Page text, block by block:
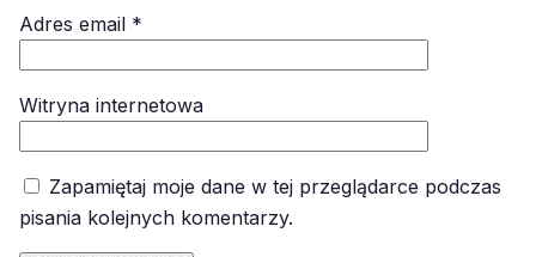
Adres email *
Witryna internetowa
Zapamiętaj moje dane w tej przeglądarce podczas
pisania kolejnych komentarzy.